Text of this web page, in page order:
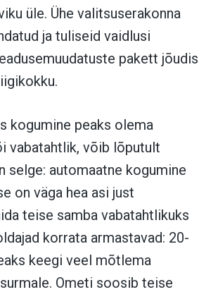
üle. Ühe valitsuserakonna
ja tuliseid vaidlusi
pakett jõudis
kogumine peaks olema
vabatahtlik, võib lõputult
selge: automaatne kogumine
on väga hea asi just
teise samba vabatahtlikuks
korrata armastavad: 20-
keegi veel mõtlema
Ometi soosib teise